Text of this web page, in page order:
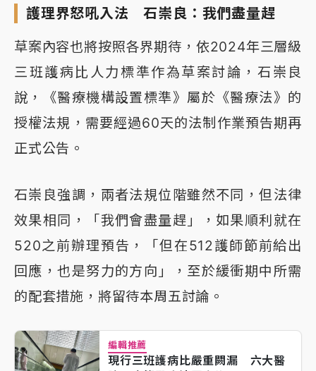
護理界怒吼入法 石崇良：我們盡量趕
草案內容也將按照各界期待，依2024年三層級
三班護病比人力標準作為草案討論，石崇良
說，《醫療機構設置標準》屬於《醫療法》的
授權法規，需要經過60天的法制作業預告期再
正式公告。
石崇良強調，兩者法規位階雖然不同，但法律
效果相同，「我們會盡量趕」，如果順利就在
520之前辦理預告，「但在512護師節前給出
回應，也是努力的方向」，至於緩衝期中所需
的配套措施，將留待本周五討論。
編輯推薦
現行三班護病比嚴重闕漏 六大醫